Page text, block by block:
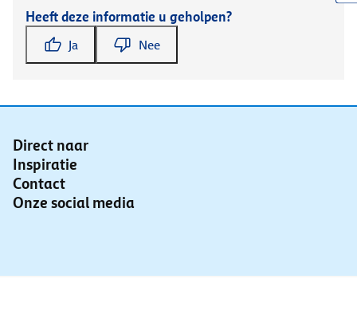
Heeft deze informatie u geholpen?
Ja Nee
Direct naar
Inspiratie
Contact
Onze social media